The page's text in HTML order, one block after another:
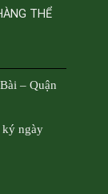
THỂ
– Quận
ký ngày